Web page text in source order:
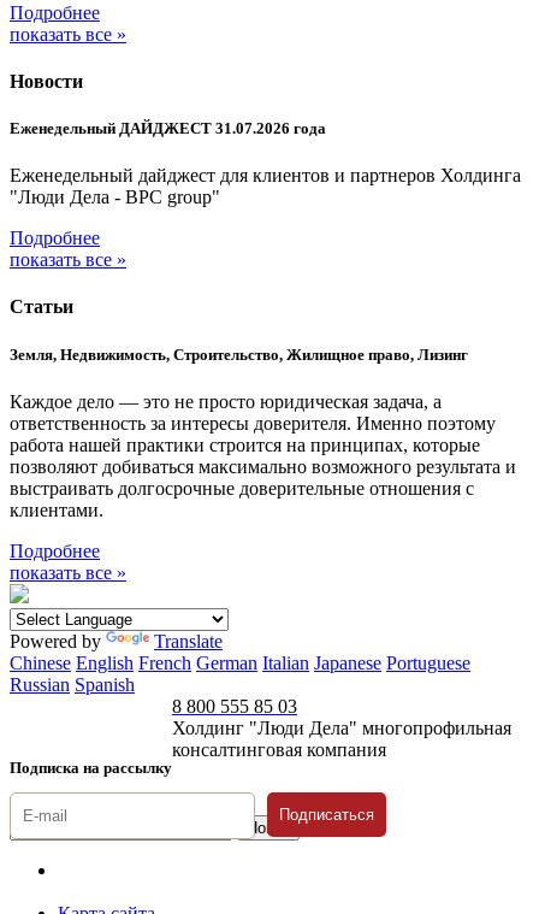
Подробнее
показать все »
Новости
Еженедельный ДАЙДЖЕСТ 31.07.2026 года
Еженедельный дайджест для клиентов и партнеров Холдинга
"Люди Дела - BPC group"
Подробнее
показать все »
Статьи
Земля, Недвижимость, Строительство, Жилищное право, Лизинг
Каждое дело — это не просто юридическая задача, а
ответственность за интересы доверителя. Именно поэтому
работа нашей практики строится на принципах, которые
позволяют добиваться максимально возможного результата и
выстраивать долгосрочные доверительные отношения с
клиентами.
Подробнее
показать все »
Powered by
Translate
Chinese English French German Italian Japanese Portuguese
Russian Spanish
Подписка на рассылку
8 800 555 85 03
Холдинг "Люди Дела" многопрофильная
консалтинговая компания
Подписаться